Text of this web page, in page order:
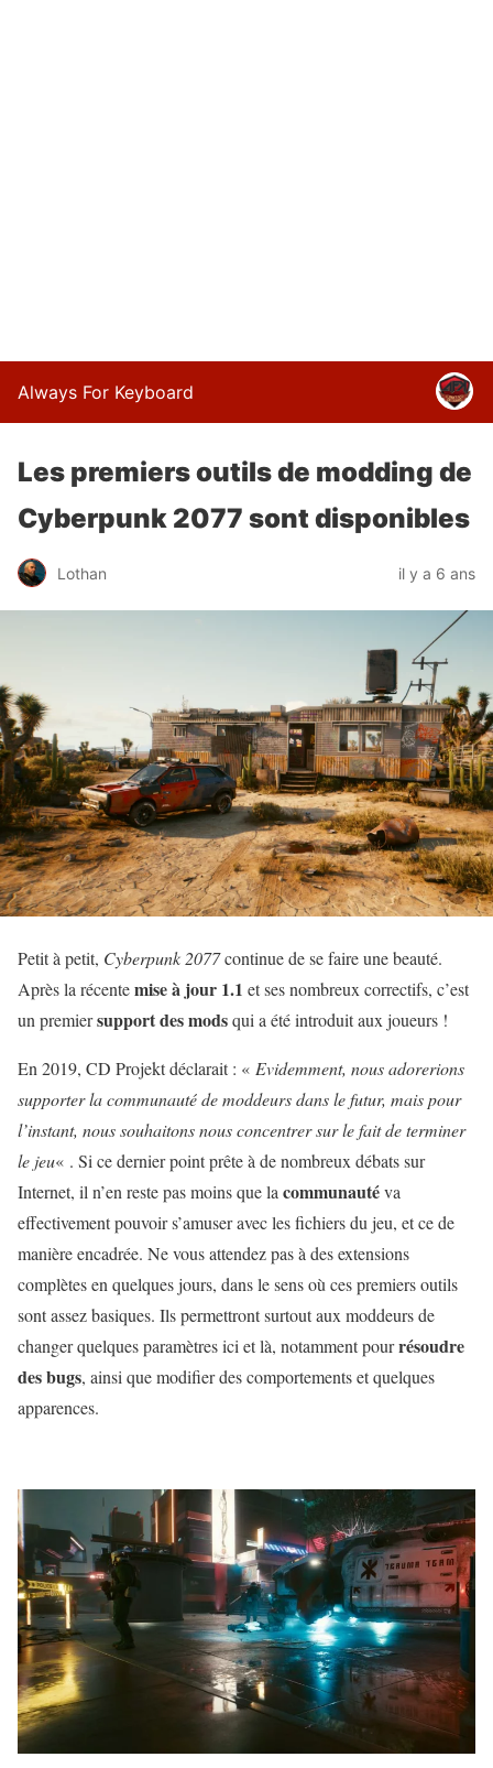
Always For Keyboard
Les premiers outils de modding de
Cyberpunk 2077 sont disponibles
Lothan il y a 6 ans
Petit à petit, Cyberpunk 2077continue de se faire une beauté.
Après la récentemise à jour 1.1 et ses nombreux correctifs, c’est
un premiersupport des modsqui a été introduit aux joueurs !
En 2019, CD Projekt déclarait : « Evidemment, nous adorerions
supporter la communauté de moddeurs dans le futur, mais pour
l’instant, nous souhaitons nous concentrer sur le fait de terminer
le jeu« . Si ce dernier point prête à de nombreux débats sur
Internet, il n’en reste pas moins que la communautéva
effectivement pouvoir s’amuser avec les fichiers du jeu, et ce de
manière encadrée. Ne vous attendez pas à des extensions
complètes en quelques jours, dans le sens où ces premiers outils
sont assez basiques. Ils permettront surtout aux moddeurs de
changer quelques paramètres ici et là, notamment pourrésoudre
des bugs, ainsi que modifier des comportements et quelques
apparences.